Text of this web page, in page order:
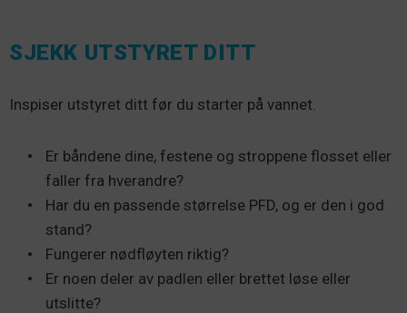
SJEKK UTSTYRET DITT
Inspiser utstyret ditt før du starter på vannet.
Er båndene dine, festene og stroppene flosset eller
faller fra hverandre?
Har du en passende størrelse PFD, og er den i god
stand?
Fungerer nødfløyten riktig?
Er noen deler av padlen eller brettet løse eller
utslitte?